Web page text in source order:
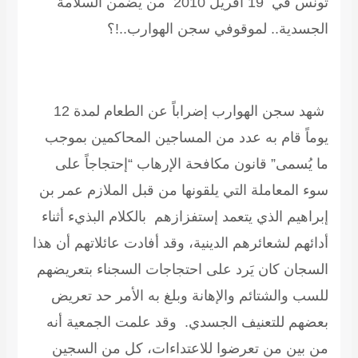
الجسدية.. لموقوفي سجن الهوارب..!؟
شهد سجن الهوارب إضراباً عن الطعام لمدة 12
يوماً قام به عدد من المساجين المحاكمين بموجب
ما يُسمى” قانون مكافحة الإرهاب “إحتجاجاً على
سوء المعاملة التي يلقونها من قبل الملازم عمر بن
إبراهيم الذي يتعمد إستفزازهم بالكلام البذيء أثناء
أدائهم لشعائرهم الدينية، وقد أفادت عائلاتهم أن هذا
السجان كان يَرد على احتجاجات السجناء بتعريضهم
للسب والشتائم والإهانة وبلغ به الأمر حد تعريض
بعضهم للتعنيف الجسدي. وقد علمت الجمعية أنه
من بين من تعرضوا للاعتداءات، كل من السجين